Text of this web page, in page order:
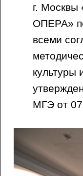
г. Москвы
ОПЕРА»
всеми
культуры
МГЭ от 07